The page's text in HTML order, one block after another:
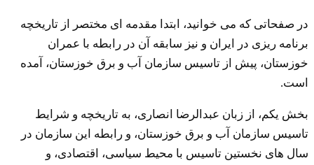
در صفحاتی که می خوانید، ابتدا مقدمه ای مختصر از تاریخچه
برنامه ریزی در ایران و نیز سابقه آن در رابطه با عمران
خوزستان، پیش از تاسیس سازمان آب و برق خوزستان، آمده
است.
بخش یکم، از زبان عبدالرضا انصاری، به تاریخچه و شرایط
تاسیس سازمان آب و برق خوزستان، و رابطه این سازمان در
سال های نخستین تاسیس با محیط سیاسی، اقتصادی، و